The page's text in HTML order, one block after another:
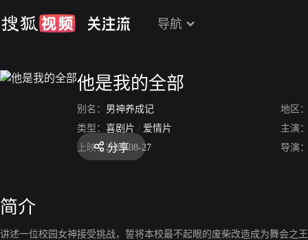
导航
他是我的全部
别名： 男神养成记
地区
类型： 喜剧片 / 爱情片
主演
上映： 2021-08-27 导演
分享
简介
讲述一位校园女神接受挑战，誓将本校最不起眼的废柴改造成为舞会之